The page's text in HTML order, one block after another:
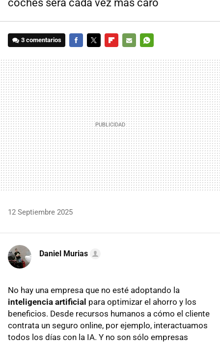
coches será cada vez más caro
3 comentarios
MAIL
12 Septiembre 2025
Daniel Murias
No hay una empresa que no esté adoptando la
inteligencia artificial para optimizar el ahorro y los
beneficios. Desde recursos humanos a cómo el cliente
contrata un seguro online, por ejemplo, interactuamos
todos los días con la IA. Y no son sólo empresas